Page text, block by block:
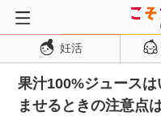
トップページ
妊活
妊娠・出産
妊活
果汁100%ジュース
ませるときの注意点